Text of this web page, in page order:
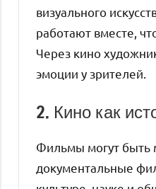
визуального
работают вместе,
Через кино
эмоции у зрителей.
2. Кино как
Фильмы могут быть
документальные